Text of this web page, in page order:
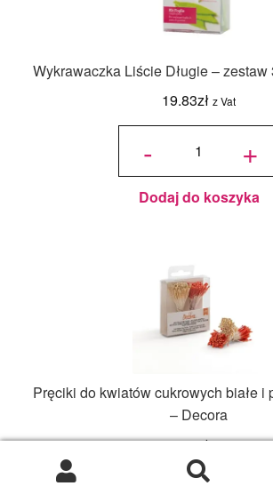
Wykrawaczka Liście Długie – zestaw
19.83zł z Vat
-
ilość
Liście Długie
– zestaw 3
szt. - Decora +
Dodaj do koszyka
Pręciki do kwiatów cukrowych białe i
– Decora
18.78zł z Vat
ilość Pręciki do
kwiatów